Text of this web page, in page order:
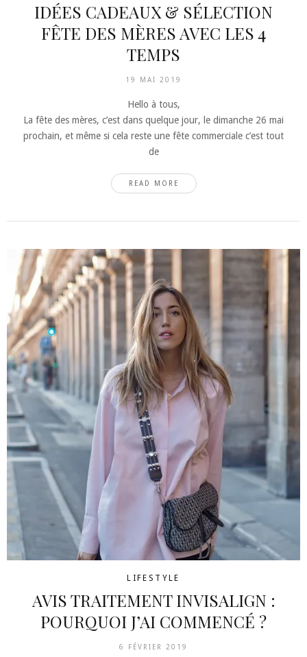
IDÉES CADEAUX & SÉLECTION
FÊTE DES MÈRES AVEC LES 4
TEMPS
19 MAI 2019
Hello à tous,
La fête des mères, c’est dans quelque jour, le dimanche 26 mai
prochain, et même si cela reste une fête commerciale c’est tout
de
READ MORE
LIFESTYLE
AVIS TRAITEMENT INVISALIGN :
POURQUOI J’AI COMMENCÉ ?
6 FÉVRIER 2019